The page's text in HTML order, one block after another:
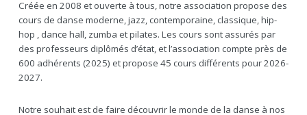
Créée en 2008 et ouverte à tous, notre association propose des
cours de danse moderne, jazz, contemporaine, classique, hip-
hop , dance hall, zumba et pilates. Les cours sont assurés par
des professeurs diplômés d’état, et l’association compte près de
600 adhérents (2025) et propose 45 cours différents pour 2026-
2027.
Notre souhait est de faire découvrir le monde de la danse à nos